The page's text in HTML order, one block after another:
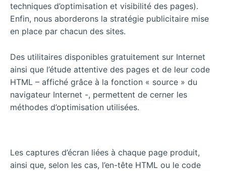
techniques d’optimisation et visibilité des pages).
Enfin, nous aborderons la stratégie publicitaire mise
en place par chacun des sites.
Des utilitaires disponibles gratuitement sur Internet
ainsi que l’étude attentive des pages et de leur code
HTML – affiché grâce à la fonction « source » du
navigateur Internet -, permettent de cerner les
méthodes d’optimisation utilisées.
Les captures d’écran liées à chaque page produit,
ainsi que, selon les cas, l’en-tête HTML ou le code